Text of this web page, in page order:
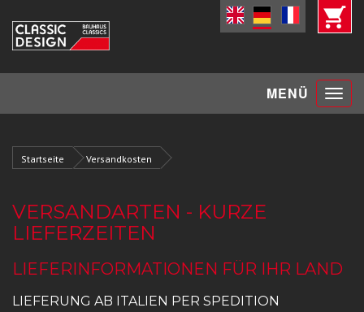
MENÜ Toggle
Startseite Versandkosten
VERSANDARTEN - KURZE
LIEFERZEITEN
LIEFERINFORMATIONEN FÜR IHR LAND
LIEFERUNG AB ITALIEN PER SPEDITION